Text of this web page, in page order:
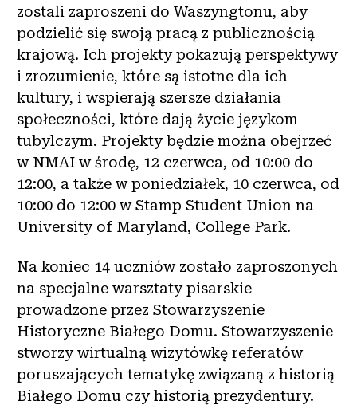
zostali zaproszeni do Waszyngtonu, aby
podzielić się swoją pracą z publicznością
krajową. Ich projekty pokazują perspektywy
i zrozumienie, które są istotne dla ich
kultury, i wspierają szersze działania
społeczności, które dają życie językom
tubylczym. Projekty będzie można obejrzeć
w NMAI w środę, 12 czerwca, od 10:00 do
12:00, a także w poniedziałek, 10 czerwca, od
10:00 do 12:00 w Stamp Student Union na
University of Maryland, College Park.
Na koniec 14 uczniów zostało zaproszonych
na specjalne warsztaty pisarskie
prowadzone przez Stowarzyszenie
Historyczne Białego Domu. Stowarzyszenie
stworzy wirtualną wizytówkę referatów
poruszających tematykę związaną z historią
Białego Domu czy historią prezydentury.